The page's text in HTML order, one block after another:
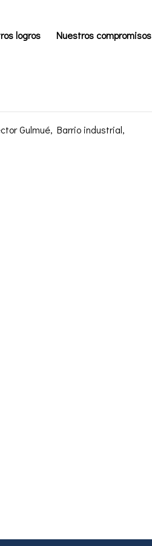
logros Nuestros compromisos
Gulmué, Barrio industrial,